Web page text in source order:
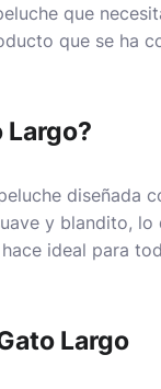
que
que se ha
Largo?
diseñada
y blandito,
ideal para
Largo